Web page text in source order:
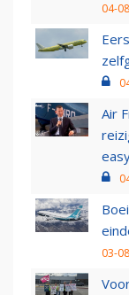
04-
Air
03-